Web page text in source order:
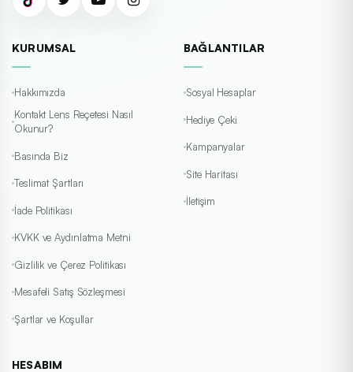
KURUMSAL
Hakkımızda
Kontakt Lens Reçetesi Nasıl
Okunur?
Basında Biz
Teslimat Şartları
İade Politikası
KVKK ve Aydınlatma Metni
Gizlilik ve Çerez Politikası
Mesafeli Satış Sözleşmesi
Şartlar ve Koşullar
BAĞLANTILAR
Sosyal Hesaplar
Hediye Çeki
Kampanyalar
Site Haritası
İletişim
HESABIM